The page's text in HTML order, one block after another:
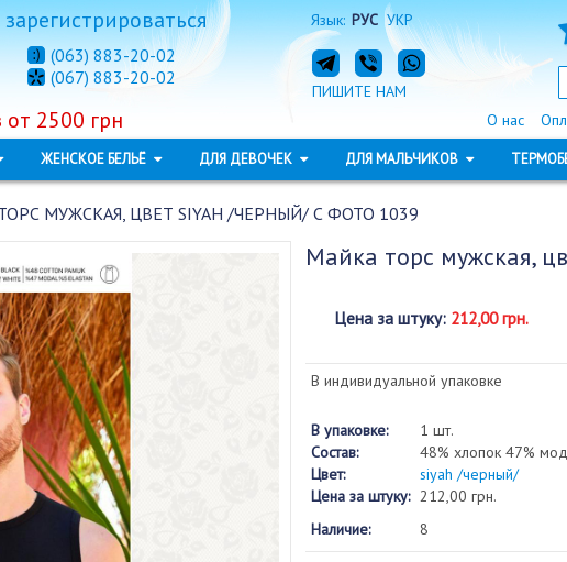
Язык: РУС УКР
зарегистрироваться
(063) 883-20-02
(067) 883-20-02
ПИШИТЕ НАМ
О нас
от 2500 грн
ЖЕНСКОЕ БЕЛЬЁ ДЛЯ ДЕВОЧЕК ДЛЯ МАЛЬЧИКОВ
МУЖСКАЯ, ЦВЕТ SIYAH /ЧЕРНЫЙ/ С ФОТО 1039
Майка торс мужская,
Цена за штуку: 212,00 грн.
В индивидуальной упаковке
В упаковке:
1 шт.
Состав:
48% хлопок 47%
Цвет:
siyah /черный/
Цена за штуку: 212,00 грн.
Наличие:
8